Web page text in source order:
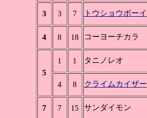
3 3 7 トウショウボーイ
4 8 18 コーヨーチカラ
5
1 1 タニノレオ
4 8 クライムカイザー
7 7 15 サンダイモン